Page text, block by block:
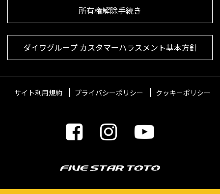
所有権解除手続き
ダイワグループ カスタマーハラスメント基本方針
サイト利用規約 プライバシーポリシー クッキーポリシー